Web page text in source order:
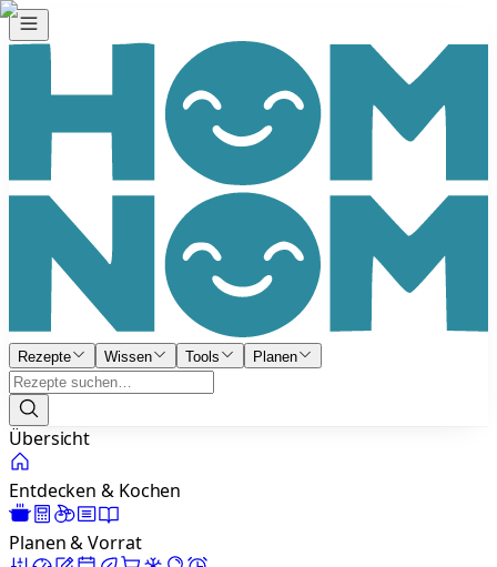
Rezepte Wissen Tools Planen
Übersicht
Entdecken & Kochen
Planen & Vorrat